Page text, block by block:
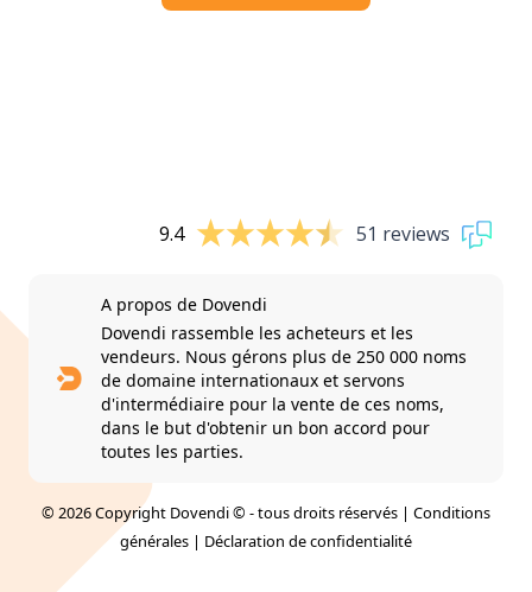
9.4 51 reviews
A propos de Dovendi
Dovendi rassemble les acheteurs et les
vendeurs. Nous gérons plus de 250 000 noms
de domaine internationaux et servons
d'intermédiaire pour la vente de ces noms,
dans le but d'obtenir un bon accord pour
toutes les parties.
© 2026 Copyright Dovendi © - tous droits réservés | Conditions
générales | Déclaration de confidentialité